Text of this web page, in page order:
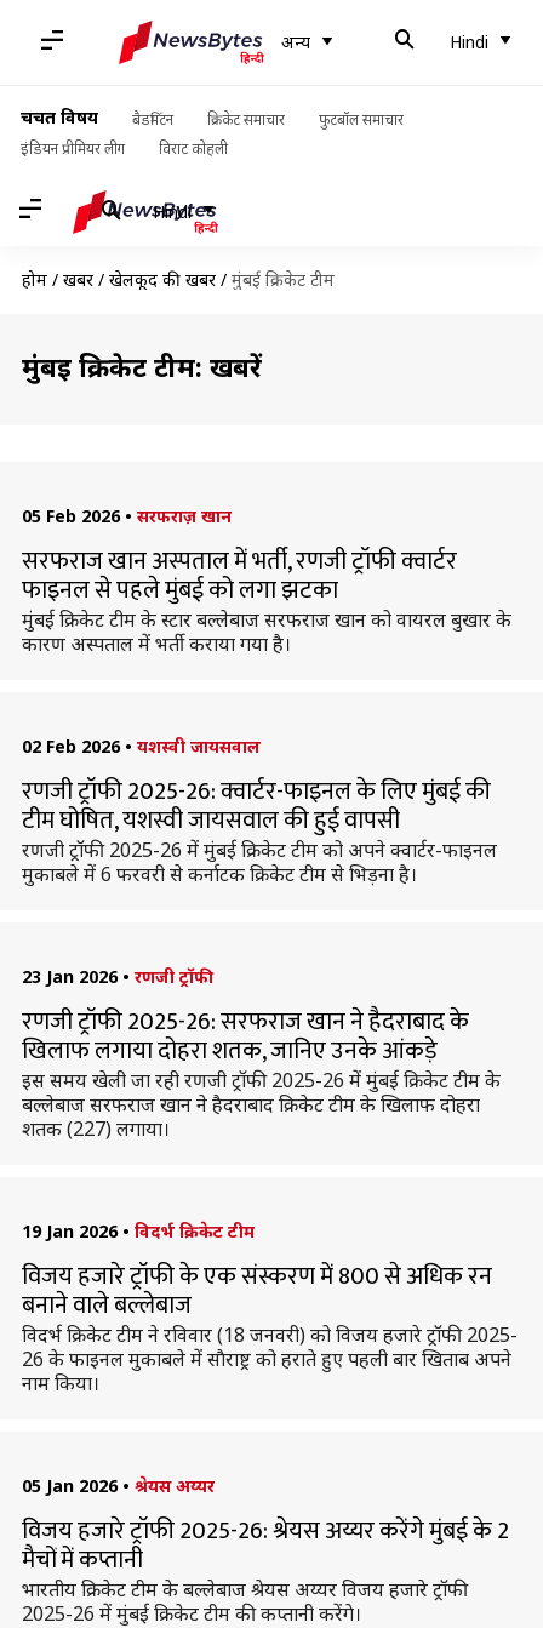
अन्य Hindi
चर्चित विषय बैडमिंटन क्रिकेट समाचार
फुटबॉल समाचार
इंडियन प्रीमियर लीग
विराट कोहली
Hindi
होम / खबरें / खेलकूद की खबरें / मुंबई क्रिकेट टीम
मुंबई क्रिकेट टीम: खबरें
05 Feb 2026 • सरफराज़ खान
सरफराज खान अस्पताल में भर्ती, रणजी ट्रॉफी क्वार्टर
फाइनल से पहले मुंबई को लगा झटका
मुंबई क्रिकेट टीम के स्टार बल्लेबाज सरफराज खान को वायरल बुखार के
कारण अस्पताल में भर्ती कराया गया है।
02 Feb 2026 • यशस्वी जायसवाल
रणजी ट्रॉफी 2025-26: क्वार्टर-फाइनल के लिए मुंबई की
टीम घोषित, यशस्वी जायसवाल की हुई वापसी
रणजी ट्रॉफी 2025-26 में मुंबई क्रिकेट टीम को अपने क्वार्टर-फाइनल
मुकाबले में 6 फरवरी से कर्नाटक क्रिकेट टीम से भिड़ना है।
23 Jan 2026 • रणजी ट्रॉफी
रणजी ट्रॉफी 2025-26: सरफराज खान ने हैदराबाद के
खिलाफ लगाया दोहरा शतक, जानिए उनके आंकड़े
इस समय खेली जा रही रणजी ट्रॉफी 2025-26 में मुंबई क्रिकेट टीम के
बल्लेबाज सरफराज खान ने हैदराबाद क्रिकेट टीम के खिलाफ दोहरा
शतक (227) लगाया।
19 Jan 2026 • विदर्भ क्रिकेट टीम
विजय हजारे ट्रॉफी के एक संस्करण में 800 से अधिक रन
बनाने वाले बल्लेबाज
विदर्भ क्रिकेट टीम ने रविवार (18 जनवरी) को विजय हजारे ट्रॉफी 2025-
26 के फाइनल मुकाबले में साैराष्ट्र को हराते हुए पहली बार खिताब अपने
नाम किया।
05 Jan 2026 • श्रेयस अय्यर
विजय हजारे ट्रॉफी 2025-26: श्रेयस अय्यर करेंगे मुंबई के 2
मैचों में कप्तानी
भारतीय क्रिकेट टीम के बल्लेबाज श्रेयस अय्यर विजय हजारे ट्रॉफी
2025-26 में मुंबई क्रिकेट टीम की कप्तानी करेंगे।